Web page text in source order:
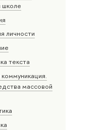
школе
личности
текста
массовой